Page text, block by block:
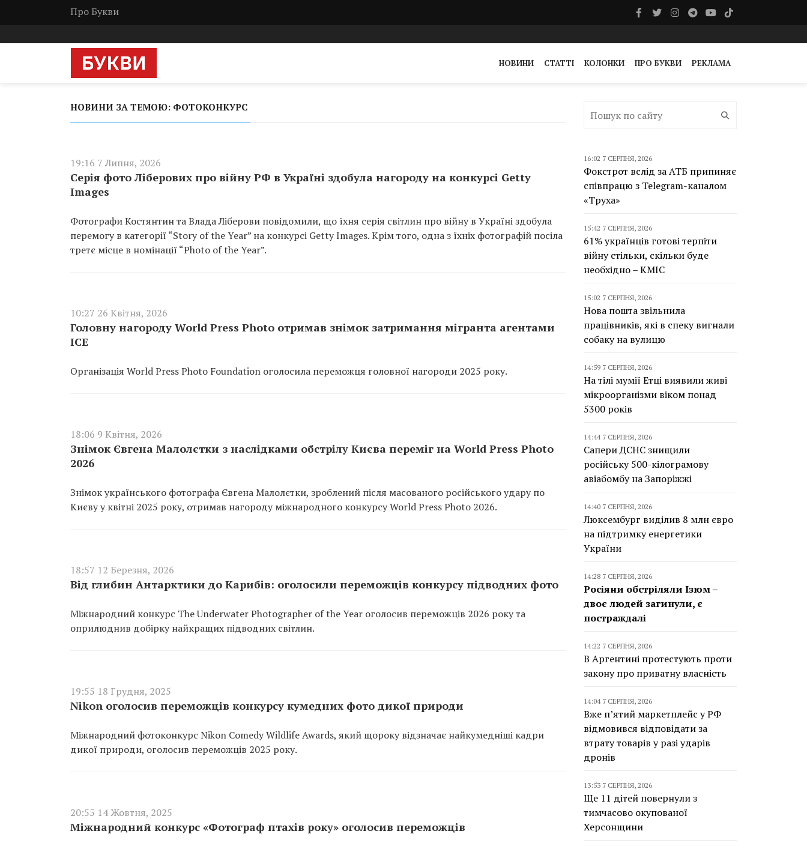
Про Букви
НОВИНИ СТАТТІ КОЛОНКИ ПРО БУКВИ РЕКЛАМА
НОВИНИ ЗА ТЕМОЮ: ФОТОКОНКУРС
19:16 7 Липня, 2026
Серія фото Ліберових про війну РФ в Україні здобула нагороду на конкурсі Getty
Images
Фотографи Костянтин та Влада Ліберови повідомили, що їхня серія світлин про війну в Україні здобула
перемогу в категорії “Story of the Year” на конкурсі Getty Images. Крім того, одна з їхніх фотографій посіла
третє місце в номінації “Photo of the Year”.
10:27 26 Квітня, 2026
Головну нагороду World Press Photo отримав знімок затримання мігранта агентами
ICE
Організація World Press Photo Foundation оголосила переможця головної нагороди 2025 року.
18:06 9 Квітня, 2026
Знімок Євгена Малолєтки з наслідками обстрілу Києва переміг на World Press Photo
2026
Знімок українського фотографа Євгена Малолєтки, зроблений після масованого російського удару по
Києву у квітні 2025 року, отримав нагороду міжнародного конкурсу World Press Photo 2026.
18:57 12 Березня, 2026
Від глибин Антарктики до Карибів: оголосили переможців конкурсу підводних фото
Міжнародний конкурс The Underwater Photographer of the Year оголосив переможців 2026 року та
оприлюднив добірку найкращих підводних світлин.
19:55 18 Грудня, 2025
Nikon оголосив переможців конкурсу кумедних фото дикої природи
Міжнародний фотоконкурс Nikon Comedy Wildlife Awards, який щороку відзначає найкумедніші кадри
дикої природи, оголосив переможців 2025 року.
20:55 14 Жовтня, 2025
Міжнародний конкурс «Фотограф птахів року» оголосив переможців
16:02 7 СЕРПНЯ, 2026
Фокстрот вслід за АТБ припиняє
співпрацю з Telegram-каналом
«Труха»
15:42 7 СЕРПНЯ, 2026
61% українців готові терпіти
війну стільки, скільки буде
необхідно – КМІС
15:02 7 СЕРПНЯ, 2026
Нова пошта звільнила
працівників, які в спеку вигнали
собаку на вулицю
14:59 7 СЕРПНЯ, 2026
На тілі мумії Етці виявили живі
мікроорганізми віком понад
5300 років
14:44 7 СЕРПНЯ, 2026
Сапери ДСНС знищили
російську 500-кілограмову
авіабомбу на Запоріжжі
14:40 7 СЕРПНЯ, 2026
Люксембург виділив 8 млн євро
на підтримку енергетики
України
14:28 7 СЕРПНЯ, 2026
Росіяни обстріляли Ізюм –
двоє людей загинули, є
постраждалі
14:22 7 СЕРПНЯ, 2026
В Аргентині протестують проти
закону про приватну власність
14:04 7 СЕРПНЯ, 2026
Вже п’ятий маркетплейс у РФ
відмовився відповідати за
втрату товарів у разі ударів
дронів
13:53 7 СЕРПНЯ, 2026
Ще 11 дітей повернули з
тимчасово окупованої
Херсонщини